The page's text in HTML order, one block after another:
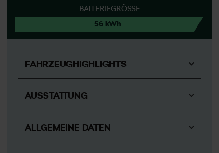
BATTERIEGRÖSSE
56 kWh
FAHRZEUGHIGHLIGHTS
AUSSTATTUNG
ALLGEMEINE DATEN